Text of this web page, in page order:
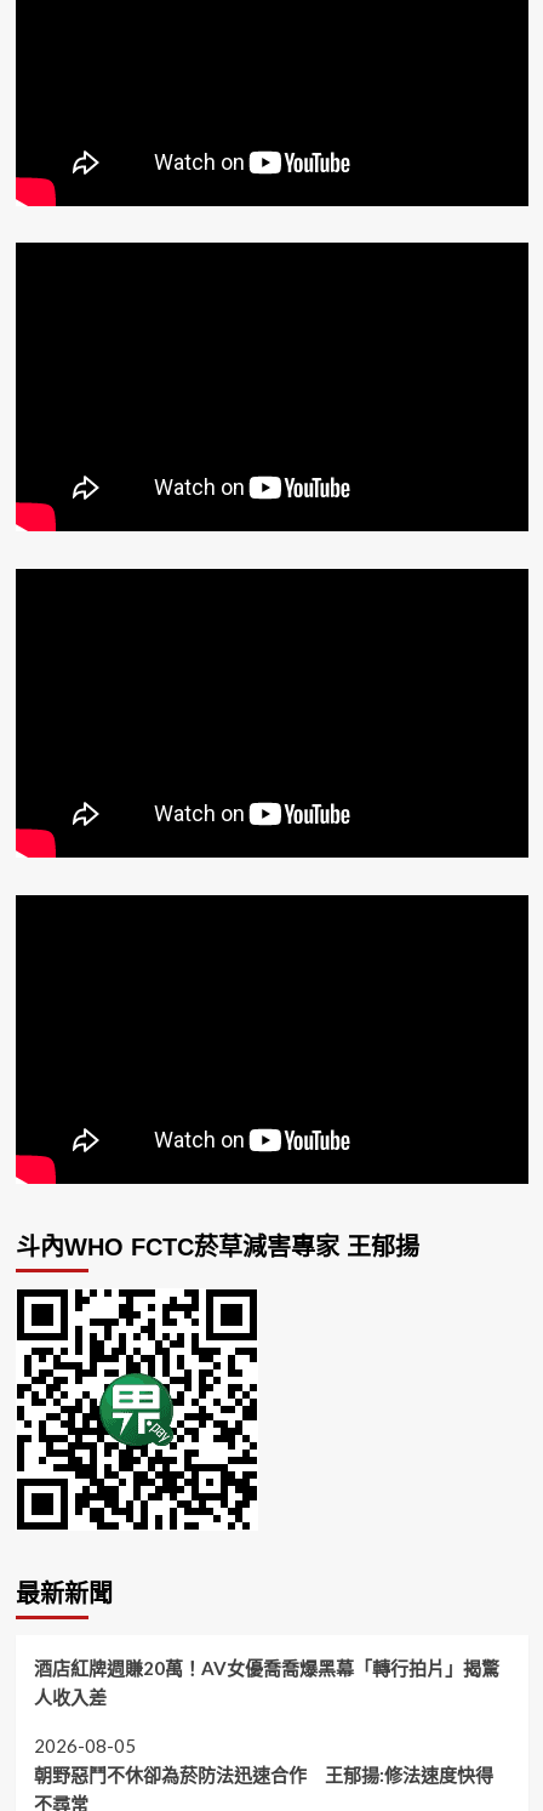
斗內WHO FCTC菸草減害專家 王郁揚
最新新聞
酒店紅牌週賺20萬！AV女優喬喬爆黑幕「轉行拍片」揭驚
人收入差
2026-08-05
朝野惡鬥不休卻為菸防法迅速合作 王郁揚:修法速度快得
不尋常